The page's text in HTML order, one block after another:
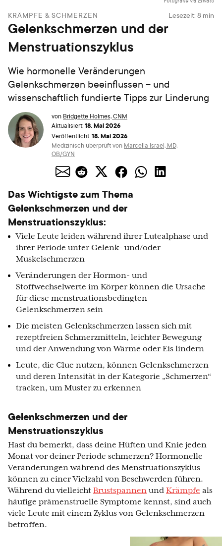
KRÄMPFE & SCHMERZEN Lesezeit: 8 min
Gelenkschmerzen und der
Menstruationszyklus
Wie hormonelle Veränderungen
Gelenkschmerzen beeinflussen – und
wissenschaftlich fundierte Tipps zur Linderung
von Bridgette Holmes, CNM
Aktualisiert:18. Mai 2026
Veröffentlicht:18. Mai 2026
Medizinisch überprüft von Marcella Israel, MD,
OB/GYN
Das Wichtigste zum Thema
Gelenkschmerzen und der
Menstruationszyklus:
Viele Leute leiden während ihrer Lutealphase und
ihrer Periode unter Gelenk- und/oder
Muskelschmerzen
Veränderungen der Hormon- und
Stoffwechselwerte im Körper können die Ursache
für diese menstruationsbedingten
Gelenkschmerzen sein
Die meisten Gelenkschmerzen lassen sich mit
rezeptfreien Schmerzmitteln, leichter Bewegung
und der Anwendung von Wärme oder Eis lindern
Leute, die Clue nutzen, können Gelenkschmerzen
und deren Intensität in der Kategorie „Schmerzen“
tracken, um Muster zu erkennen
Gelenkschmerzen und der
Menstruationszyklus
Hast du bemerkt, dass deine Hüften und Knie jeden
Monat vor deiner Periode schmerzen? Hormonelle
Veränderungen während des Menstruationszyklus
können zu einer Vielzahl von Beschwerden führen.
Während du vielleicht Brustspannen und Krämpfe als
häufige prämenstruelle Symptome kennst, sind auch
viele Leute mit einem Zyklus von Gelenkschmerzen
betroffen.